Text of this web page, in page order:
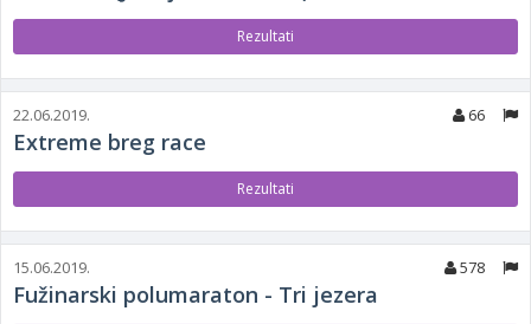
Rezultati
22.06.2019. 66
Extreme breg race
Rezultati
15.06.2019. 578
Fužinarski polumaraton - Tri jezera